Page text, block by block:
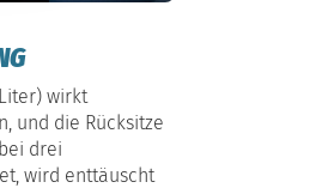
wirkt
und die Rücksitze
drei
wird enttäuscht